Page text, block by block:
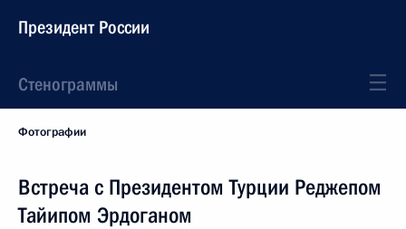
Президент России
Стенограммы
Фотографии
Встреча с Президентом Турции Реджепом
Тайипом Эрдоганом